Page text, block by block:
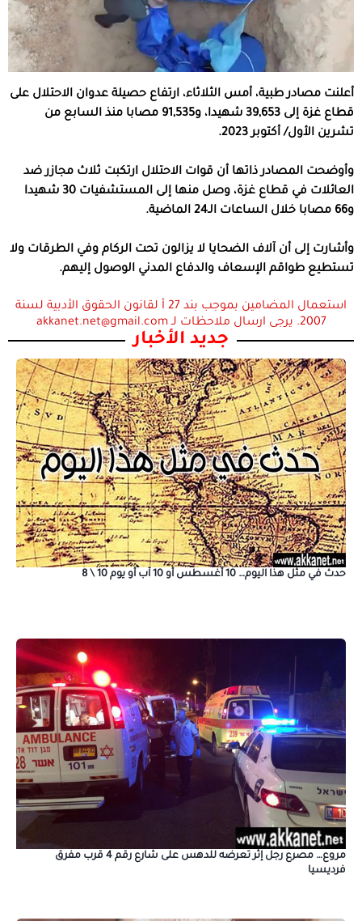
أعلنت مصادر طبية، أمس الثلاثاء، ارتفاع حصيلة عدوان الاحتلال على
قطاع غزة إلى 39,653 شهيدا، و91,535 مصابا منذ السابع من
تشرين الأول/ أكتوبر 2023.
وأوضحت المصادر ذاتها أن قوات الاحتلال ارتكبت ثلاث مجازر ضد
العائلات في قطاع غزة، وصل منها إلى المستشفيات 30 شهيدا
و66 مصابا خلال الساعات الـ24 الماضية.
وأشارت إلى أن آلاف الضحايا لا يزالون تحت الركام وفي الطرقات ولا
تستطيع طواقم الإسعاف والدفاع المدني الوصول إليهم.
استعمال المضامين بموجب بند 27 أ لقانون الحقوق الأدبية لسنة
2007. يرجى ارسال ملاحظات لـ akkanet.net@gmail.com
جديد الأخبار
حدث في مثل هذا اليوم… 10 أغسطس أو 10 آب أو يوم 10 \ 8
مروع… مصرع رجل إثر تعرضه للدهس على شارع رقم 4 قرب مفرق
فرديسيا